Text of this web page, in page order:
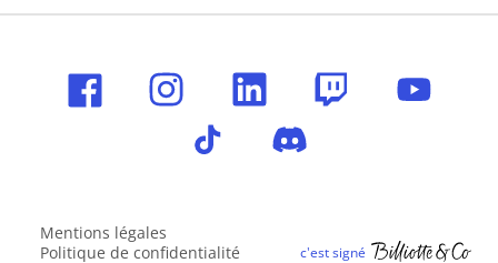
Mentions légales
Politique de confidentialité